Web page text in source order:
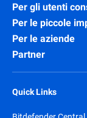
Per gli utenti
Per le piccole
Per le aziende
Partner
Quick Links